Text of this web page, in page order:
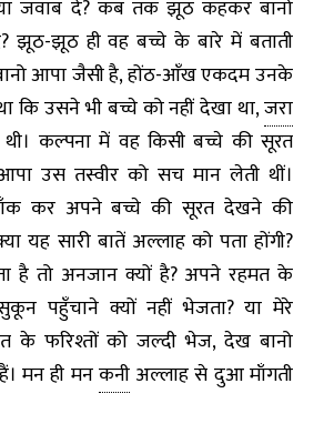
जवाब दे? कब तक झूठ कहकर बानो
झूठ-झूठ ही वह बच्चे के बारे में बताती
आपा जैसी है, होंठ-आँख एकदम उनके
कि उसने भी बच्चे को नहीं देखा था,जरा
कल्पना में वह किसी बच्चे की सूरत
उस तस्वीर को सच मान लेती थीं।
कर अपने बच्चे की सूरत देखने की
यह सारी बातें अल्लाह को पता होंगी?
है तो अनजान क्यों है? अपने रहमत के
पहुँचाने क्यों नहीं भेजता? या मेरे
के फरिश्तों को जल्दी भेज, देख बानो
मन ही मनकनीअल्लाह से दुआ माँगती